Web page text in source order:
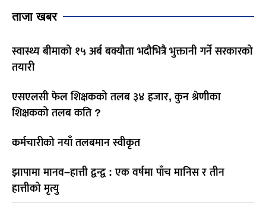
ताजा खबर
स्वास्थ्य बीमाको १५ अर्ब बक्यौता भदौभित्रै भुक्तानी गर्ने सरकारको
तयारी
एसएलसी फेल शिक्षकको तलब ३४ हजार, कुन श्रेणीका
शिक्षकको तलब कति ?
कर्मचारीको नयाँ तलबमान स्वीकृत
झापामा मानव–हात्ती द्वन्द्व : एक वर्षमा पाँच मानिस र तीन
हात्तीको मृत्यु